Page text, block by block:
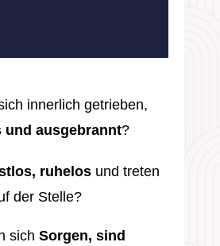
innerlich getrieben,
und ausgebrannt?
ruhelosund treten
der Stelle?
sich Sorgen, sind